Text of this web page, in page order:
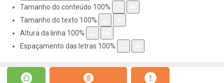
Tamanho do conteúdo 100%
Tamanho do texto 100%
Altura da linha 100%
Espaçamento das letras 100%